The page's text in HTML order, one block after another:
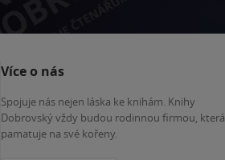
Více o nás
Spojuje nás nejen láska ke knihám. Knihy
Dobrovský vždy budou rodinnou firmou, která
pamatuje na své kořeny.